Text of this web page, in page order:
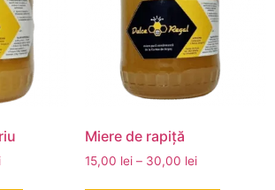
Miere de rapiță
15,00 lei– 30,00 lei